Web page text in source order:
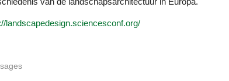
landscapedesign.sciencesconf.org/